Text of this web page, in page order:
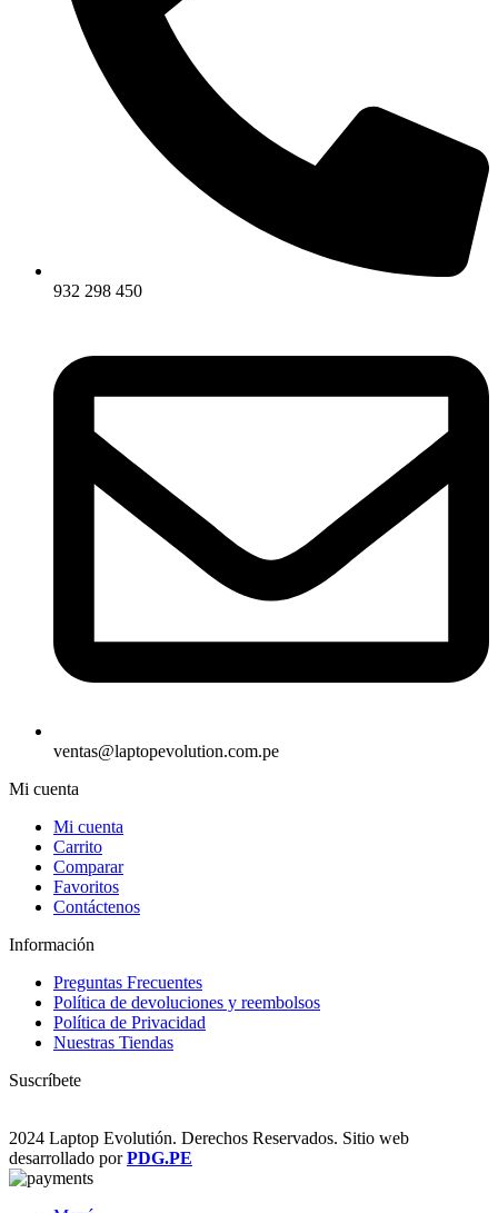
932 298 450
ventas@laptopevolution.com.pe
Mi cuenta
Mi cuenta
Carrito
Comparar
Favoritos
Contáctenos
Información
Preguntas Frecuentes
Política de devoluciones y reembolsos
Política de Privacidad
Nuestras Tiendas
Suscríbete
2024 Laptop Evolutión. Derechos Reservados. Sitio web
desarrollado porPDG.PE